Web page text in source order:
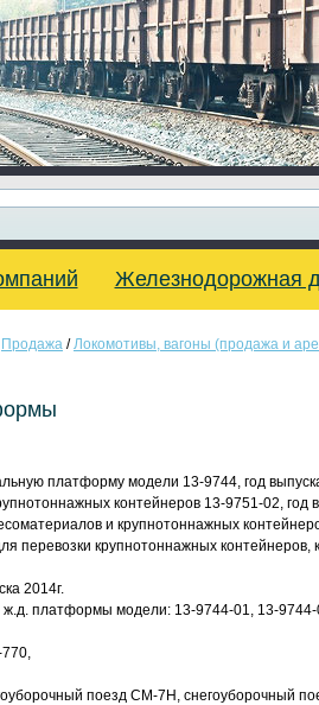
Железнодорожная
Продажа /Локомотивы, вагоны (продажа и
платформу модели 13-9744, год
контейнеров 13-9751-02, год
и крупнотоннажных
перевозки крупнотоннажных контейнеров,
2014г.
ж.д. платформы модели: 13-9744-01, 13-
поезд СМ-7Н,